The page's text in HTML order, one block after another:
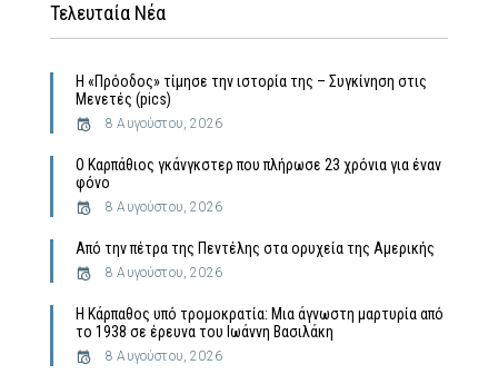
Τελευταία Νέα
Η «Πρόοδος» τίμησε την ιστορία της – Συγκίνηση στις
Μενετές (pics)
8 Αυγούστου, 2026
Ο Καρπάθιος γκάνγκστερ που πλήρωσε 23 χρόνια για έναν
φόνο
8 Αυγούστου, 2026
Από την πέτρα της Πεντέλης στα ορυχεία της Αμερικής
8 Αυγούστου, 2026
Η Κάρπαθος υπό τρομοκρατία: Μια άγνωστη μαρτυρία από
το 1938 σε έρευνα του Ιωάννη Βασιλάκη
8 Αυγούστου, 2026